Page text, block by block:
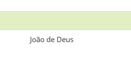
João de Deus